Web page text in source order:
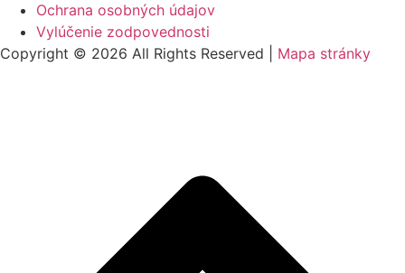
Ochrana osobných údajov
Vylúčenie zodpovednosti
Copyright © 2026 All Rights Reserved | Mapa stránky